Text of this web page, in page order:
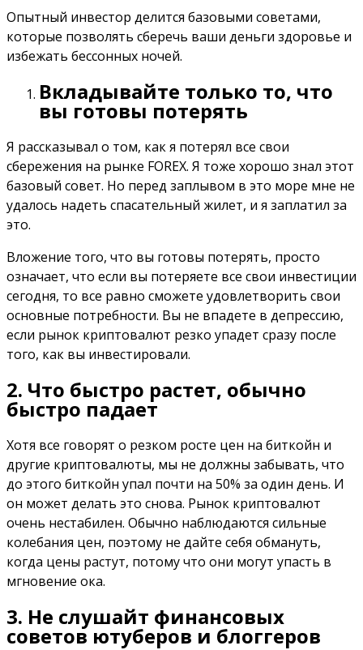
Опытный инвестор делится базовыми советами,
которые позволять сберечь ваши деньги здоровье и
избежать бессонных ночей.
Вкладывайте только то, что
вы готовы потерять
Я рассказывал о том, как я потерял все свои
сбережения на рынке FOREX. Я тоже хорошо знал этот
базовый совет. Но перед заплывом в это море мне не
удалось надеть спасательный жилет, и я заплатил за
это.
Вложение того, что вы готовы потерять, просто
означает, что если вы потеряете все свои инвестиции
сегодня, то все равно сможете удовлетворить свои
основные потребности. Вы не впадете в депрессию,
если рынок криптовалют резко упадет сразу после
того, как вы инвестировали.
2. Что быстро растет, обычно
быстро падает
Хотя все говорят о резком росте цен на биткойн и
другие криптовалюты, мы не должны забывать, что
до этого биткойн упал почти на 50% за один день. И
он может делать это снова. Рынок криптовалют
очень нестабилен. Обычно наблюдаются сильные
колебания цен, поэтому не дайте себя обмануть,
когда цены растут, потому что они могут упасть в
мгновение ока.
3. Не слушайт финансовых
советов ютуберов и блоггеров